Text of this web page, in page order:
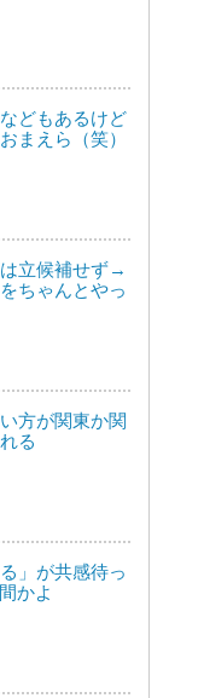
どもあるけど
まえら（笑）
は立候補せず→
ちゃんとやっ
方が関東か関
る
」が共感待っ
かよ